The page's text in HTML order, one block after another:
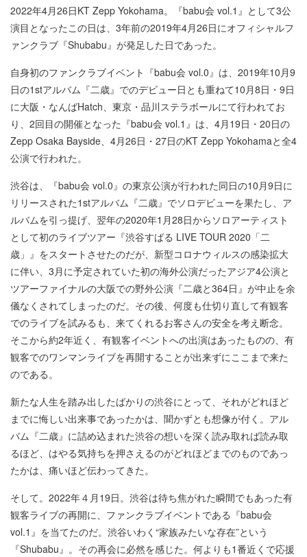
2022年4月26日KT Zepp Yokohama。『babu会 vol.1』として3公
演目となったこの日は、3年前の2019年4月26日にオフィシャルフ
ァンクラブ『Shubabu』が発足した日であった。
自身初のファンクラブイベント『babu会 vol.0』は、2019年10月9
日の1stアルバム『二歳』でのデビュー日とも重ねて10月8日・9日
に大阪・なんばHatch、東京・品川ステラボールにて行われてお
り、2回目の開催となった『babu会 vol.1』は、4月19日・20日の
Zepp Osaka Bayside、4月26日・27日のKT Zepp Yokohamaと全4
公演で行われた。
渋谷は、『babu会 vol.0』の東京公演が行われた同日の10月9日に
リリースされた1stアルバム『二歳』でソロデビューを果たし、ア
ルバムを引っ提げ、翌年の2020年1月28日からソロアーティスト
として初のライブツアー『渋谷すばる LIVE TOUR 2020「二
歳」』をスタートさせたのだが、新型コロナウィルスの感染拡大
に伴い、3月に予定されていた初の海外公演だったアジア4公演と
ツアーファイナルの大阪での野外公演『二歳と364日』が中止を余
儀なくされてしまったのだ。その後、何度も仕切り直して有観客
でのライブを試みるも、来てくれるお客さんの安全を考え断念。
そこから約2年近く、有観客イベントへの出演はあったものの、有
観客でのワンマンライブを再開することが出来ずにここまで来た
のである。
新たな人生を踏み出したばかりの渋谷にとって、それがどれほど
までに悔しい出来事であったかは、聞かずとも想像が付く。アル
バム『二歳』に詰め込まれた渋谷の想いを深く読み取れば読み取
るほど、はやる気持ちを押さえるのがどれほどまでのものであっ
たかは、痛いほど伝わってきた。
そして。2022年４月19日。渋谷は待ち焦がれた瞬間でもあった有
観客ライブの再開に、ファンクラブイベントである『babu会
vol.1』を当てたのだ。渋谷いわく“家族みたいな存在”という
『Shubabu』。その再会に必然を感じた。何よりも1番近くで応援